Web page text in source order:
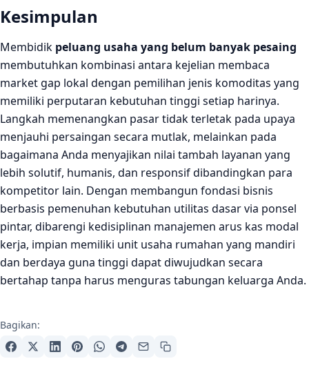
Kesimpulan
Membidik peluang usaha yang belum banyak pesaing
membutuhkan kombinasi antara kejelian membaca
market gap lokal dengan pemilihan jenis komoditas yang
memiliki perputaran kebutuhan tinggi setiap harinya.
Langkah memenangkan pasar tidak terletak pada upaya
menjauhi persaingan secara mutlak, melainkan pada
bagaimana Anda menyajikan nilai tambah layanan yang
lebih solutif, humanis, dan responsif dibandingkan para
kompetitor lain. Dengan membangun fondasi bisnis
berbasis pemenuhan kebutuhan utilitas dasar via ponsel
pintar, dibarengi kedisiplinan manajemen arus kas modal
kerja, impian memiliki unit usaha rumahan yang mandiri
dan berdaya guna tinggi dapat diwujudkan secara
bertahap tanpa harus menguras tabungan keluarga Anda.
Bagikan: